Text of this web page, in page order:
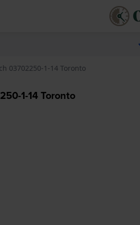
03702250-1-14 Toronto
1-14 Toronto